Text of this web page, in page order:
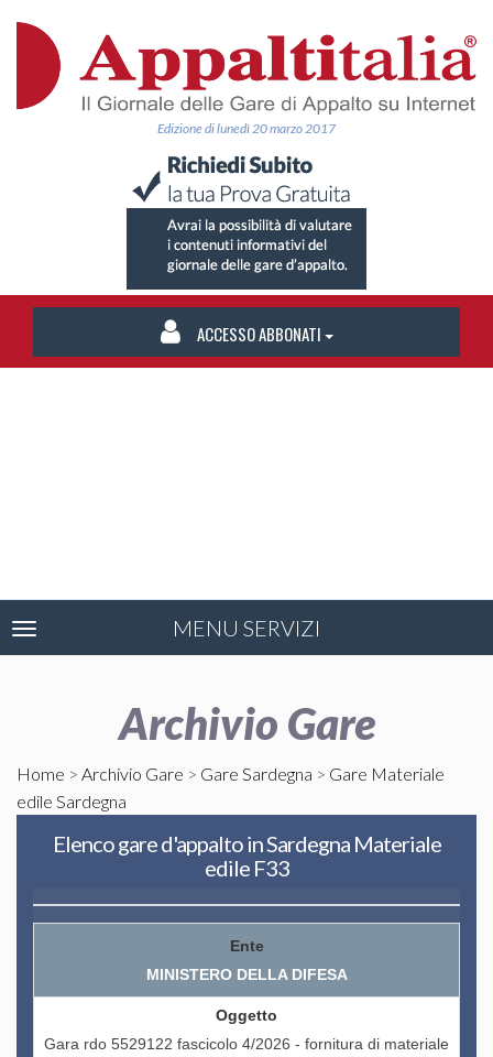
Edizione di lunedì 20 marzo 2017
ACCESSO ABBONATI
MENU SERVIZI
Toggle
navigation
Archivio Gare
Home > Archivio Gare > Gare Sardegna > Gare Materiale
edile Sardegna
Elenco gare d'appalto in Sardegna Materiale
edile F33
MINISTERO DELLA DIFESA
Gara rdo 5529122 fascicolo 4/2026 - fornitura di materiale